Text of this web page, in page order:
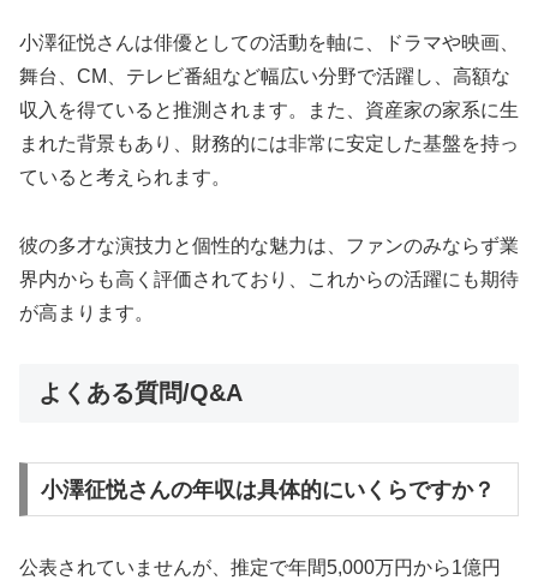
小澤征悦さんは俳優としての活動を軸に、ドラマや映画、
舞台、CM、テレビ番組など幅広い分野で活躍し、高額な
収入を得ていると推測されます。また、資産家の家系に生
まれた背景もあり、財務的には非常に安定した基盤を持っ
ていると考えられます。
彼の多才な演技力と個性的な魅力は、ファンのみならず業
界内からも高く評価されており、これからの活躍にも期待
が高まります。
よくある質問/Q&A
小澤征悦さんの年収は具体的にいくらですか？
公表されていませんが、推定で年間5,000万円から1億円